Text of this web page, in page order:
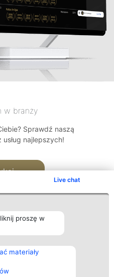
Live chat
proszę w
materiały
w branży
Sprawdź naszą
najlepszych!
Kontakt
Kontakt